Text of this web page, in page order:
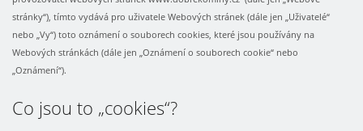
stránky“), tímto vydává pro uživatele Webových stránek (dále jen „Uživatelé“
nebo „Vy“) toto oznámení o souborech cookies, které jsou používány na
Webových stránkách (dále jen „Oznámení o souborech cookie“ nebo
„Oznámení“).
Co jsou to „cookies“?